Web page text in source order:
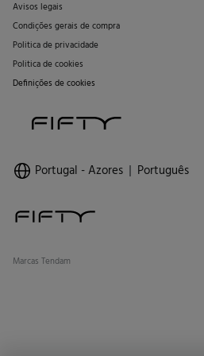
Avisos legais
Condições gerais de compra
Politica de privacidade
Politica de cookies
Definições de cookies
Portugal - Azores Português
Marcas Tendam